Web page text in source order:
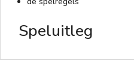
Speluitleg